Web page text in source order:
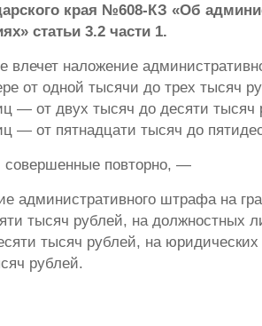
края №608-КЗ «Об
статьи 3.2 части 1.
влечет наложение
от одной тысячи до трех тысяч
— от двух тысяч до десяти тысяч
— от пятнадцати тысяч до
совершенные повторно, —
административного штрафа на
тысяч рублей, на должностных
тысяч рублей, на
рублей.